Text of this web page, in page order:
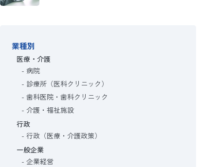
業種別
医療・介護
病院
診療所（医科クリニック）
歯科医院・歯科クリニック
介護・福祉施設
行政
行政（医療・介護政策）
一般企業
企業経営